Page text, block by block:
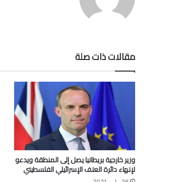
مقالات ذات صلة
وزير خارجية بريطانيا يصل إلى المنطقة ويدعو
لإنهاء دائرة العنف الإسرائيلي الفلسطيني